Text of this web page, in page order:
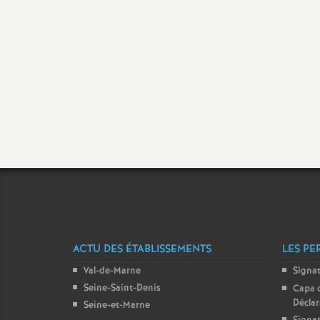
t
ACTU DES ÉTABLISSEMENTS
Val-de-Marne
Seine-Saint-Denis
Seine-et-Marne
LES
Capa